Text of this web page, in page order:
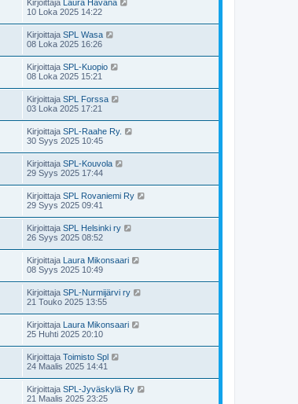
Kirjoittaja Laura Havana
10 Loka 2025 14:22
Kirjoittaja SPL Wasa
08 Loka 2025 16:26
Kirjoittaja SPL-Kuopio
08 Loka 2025 15:21
Kirjoittaja SPL Forssa
03 Loka 2025 17:21
Kirjoittaja SPL-Raahe Ry.
30 Syys 2025 10:45
Kirjoittaja SPL-Kouvola
29 Syys 2025 17:44
Kirjoittaja SPL Rovaniemi Ry
29 Syys 2025 09:41
Kirjoittaja SPL Helsinki ry
26 Syys 2025 08:52
Kirjoittaja Laura Mikonsaari
08 Syys 2025 10:49
Kirjoittaja SPL-Nurmijärvi ry
21 Touko 2025 13:55
Kirjoittaja Laura Mikonsaari
25 Huhti 2025 20:10
Kirjoittaja Toimisto Spl
24 Maalis 2025 14:41
Kirjoittaja SPL-Jyväskylä Ry
21 Maalis 2025 23:25